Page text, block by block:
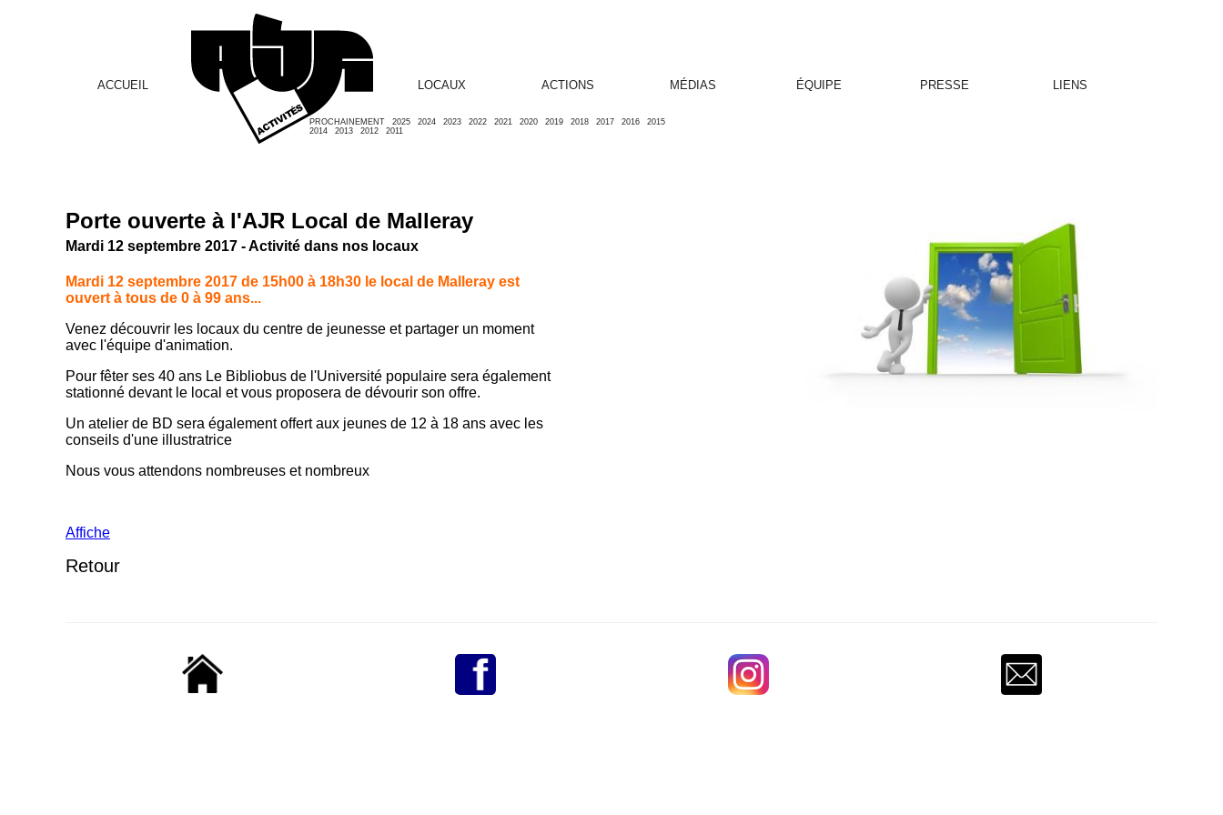
ACCUEIL
PROCHAINEMENT 2025 2024 2023 2022 2021 2020 2019 2018 2017 2016
2015
2014
2013 2012 2011
LOCAUX ACTIONS MÉDIAS ÉQUIPE PRESSE LIENS
Porte ouverte à l'AJR Local de Malleray
Mardi 12 septembre 2017 - Activité dans nos locaux
Mardi 12 septembre 2017 de 15h00 à 18h30 le local de Malleray est
ouvert à tous de 0 à 99 ans...
Venez découvrir les locaux du centre de jeunesse et partager un moment
avec l'équipe d'animation.
Pour fêter ses 40 ans Le Bibliobus de l'Université populaire sera également
stationné devant le local et vous proposera de dévourir son offre.
Un atelier de BD sera également offert aux jeunes de 12 à 18 ans avec les
conseils d'une illustratrice
Nous vous attendons nombreuses et nombreux
Affiche
Retour